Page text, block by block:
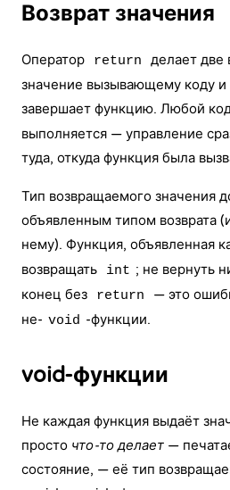
Возврат значения
Оператор return
делает две
значение вызывающему коду
завершает функцию. Любой
выполняется — управление
туда, откуда функция была
Тип возвращаемого значения
объявленным типом возврата
нему). Функция, объявленная
возвращать
int ; не вернуть
конец без
return
— это
не- void -функции.
void-функции
Не каждая функция выдаёт
просто что-то делает —
состояние, — её тип